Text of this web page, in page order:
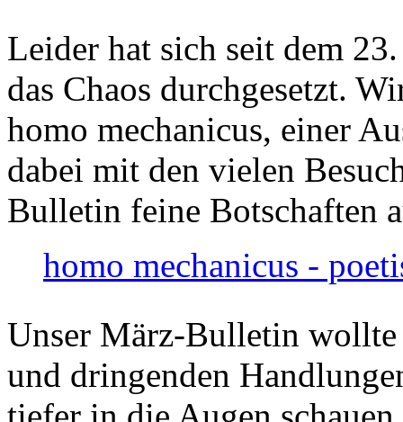
Leider hat sich seit dem
das Chaos durchgesetzt.
homo mechanicus, einer
dabei mit den vielen
Bulletin feine Botschaften
homo mechanicus -
Unser März-Bulletin
und dringenden